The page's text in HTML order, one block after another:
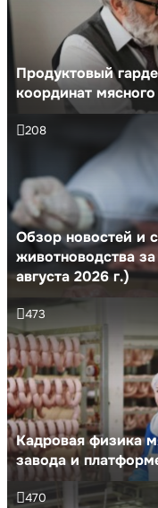
Продуктовый
координат
Обзор новостей и
животноводства
августа 2026 г.)
208
Кадровая физика
завода и
473
470